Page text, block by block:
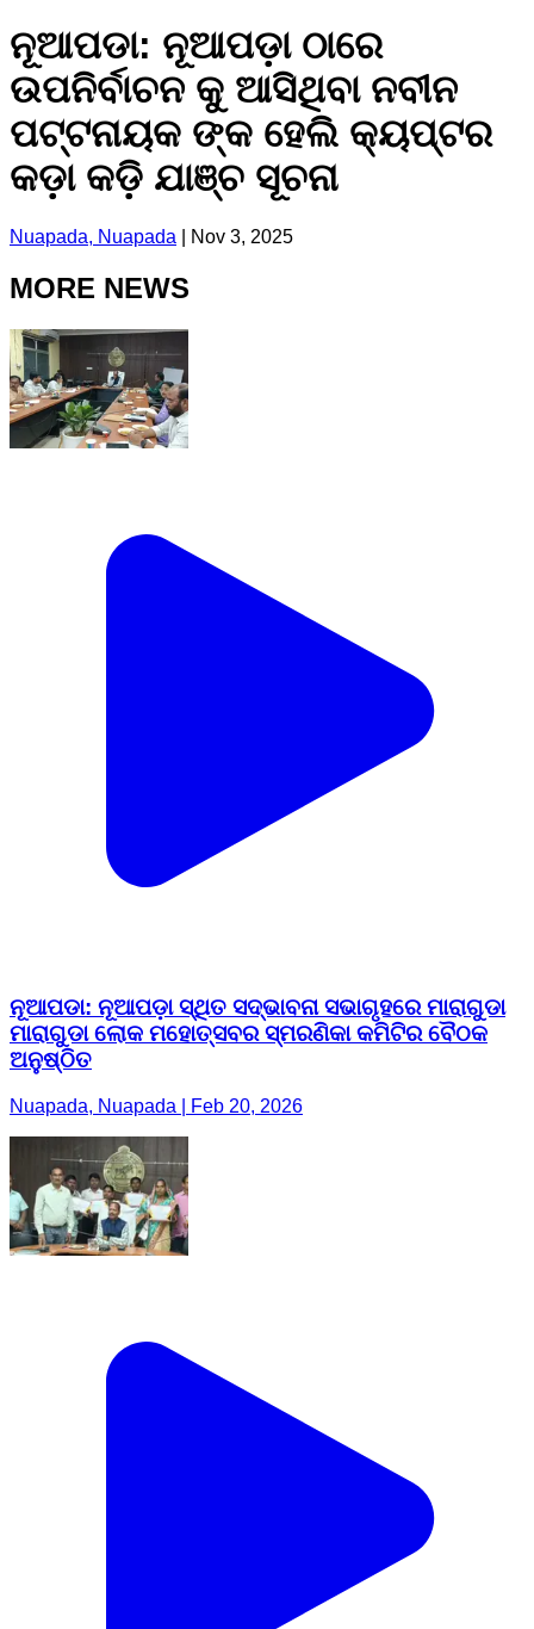
ନୂଆପଡା: ନୂଆପଡ଼ା ଠାରେ
ଉପନିର୍ବାଚନ କୁ ଆସିଥିବା ନବୀନ
ପଟ୍ଟନାୟକ ଙ୍କ ହେଲି କ୍ୟପ୍ଟର
କଡ଼ା କଡ଼ି ଯାଞ୍ଚ ସୂଚନା
Nuapada, Nuapada Nov 3, 2025
MORE NEWS
ନୂଆପଡା: ନୂଆପଡ଼ା ସ୍ଥିତ ସଦ୍ଭାବନା ସଭାଗୃହରେ ମାରାଗୁଡା
ମାରାଗୁଡା ଲୋକ ମହୋତ୍ସବର ସ୍ମରଣିକା କମିଟିର ବୈଠକ
ଅନୁଷ୍ଠିତ
Nuapada, Nuapada | Feb 20, 2026